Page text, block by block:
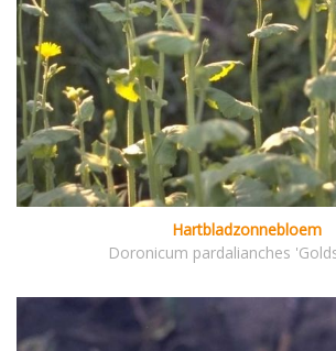
Hartbladzonnebloem
Doronicum pardalianches